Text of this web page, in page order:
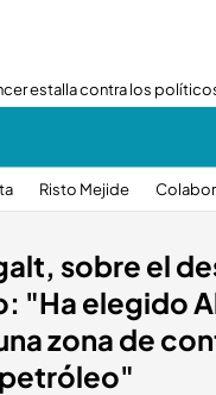
estalla contra los
Risto Mejide
sobre el
"Ha elegido
zona de